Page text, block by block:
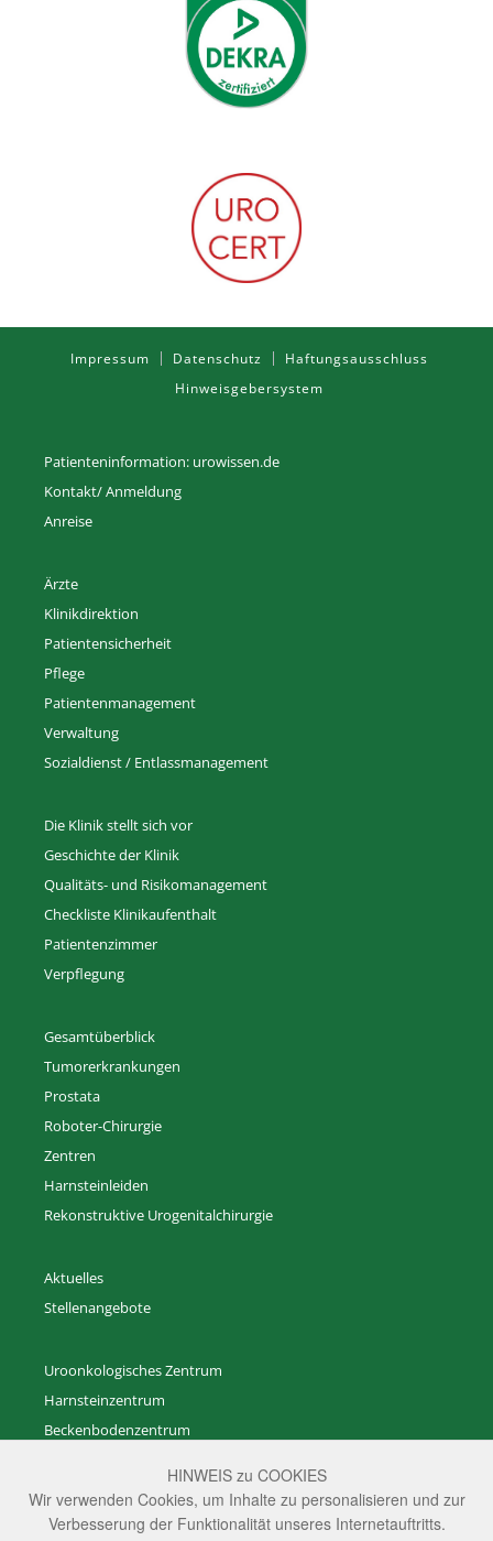
HINWEIS zu COOKIES
Wir verwenden Cookies, um Inhalte zu personalisieren und zur
Verbesserung der Funktionalität unseres Internetauftritts.
Impressum Datenschutz
Haftungsausschluss
Hinweisgebersystem
Patienteninformation: urowissen.de
Kontakt/ Anmeldung
Anreise
Ärzte
Klinikdirektion
Patientensicherheit
Pflege
Patientenmanagement
Verwaltung
Sozialdienst / Entlassmanagement
Die Klinik stellt sich vor
Geschichte der Klinik
Qualitäts- und Risikomanagement
Checkliste Klinikaufenthalt
Patientenzimmer
Verpflegung
Gesamtüberblick
Tumorerkrankungen
Prostata
Roboter-Chirurgie
Zentren
Harnsteinleiden
Rekonstruktive Urogenitalchirurgie
Aktuelles
Stellenangebote
Uroonkologisches Zentrum
Harnsteinzentrum
Beckenbodenzentrum
Zentrum für Andrologie